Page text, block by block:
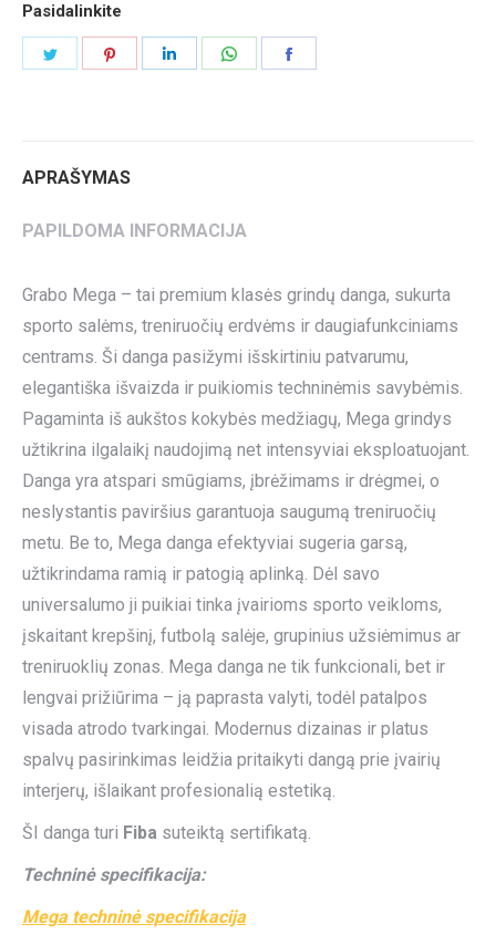
Pasidalinkite
APRAŠYMAS
PAPILDOMA INFORMACIJA
Grabo Mega – tai premium klasės grindų danga, sukurta
sporto salėms, treniruočių erdvėms ir daugiafunkciniams
centrams. Ši danga pasižymi išskirtiniu patvarumu,
elegantiška išvaizda ir puikiomis techninėmis savybėmis.
Pagaminta iš aukštos kokybės medžiagų, Mega grindys
užtikrina ilgalaikį naudojimą net intensyviai eksploatuojant.
Danga yra atspari smūgiams, įbrėžimams ir drėgmei, o
neslystantis paviršius garantuoja saugumą treniruočių
metu. Be to, Mega danga efektyviai sugeria garsą,
užtikrindama ramią ir patogią aplinką. Dėl savo
universalumo ji puikiai tinka įvairioms sporto veikloms,
įskaitant krepšinį, futbolą salėje, grupinius užsiėmimus ar
treniruoklių zonas. Mega danga ne tik funkcionali, bet ir
lengvai prižiūrima – ją paprasta valyti, todėl patalpos
visada atrodo tvarkingai. Modernus dizainas ir platus
spalvų pasirinkimas leidžia pritaikyti dangą prie įvairių
interjerų, išlaikant profesionalią estetiką.
ŠI danga turi Fiba suteiktą sertifikatą.
Techninė specifikacija:
Mega techninė specifikacija